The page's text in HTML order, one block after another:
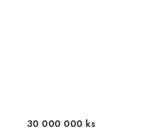
30 000 000 ks